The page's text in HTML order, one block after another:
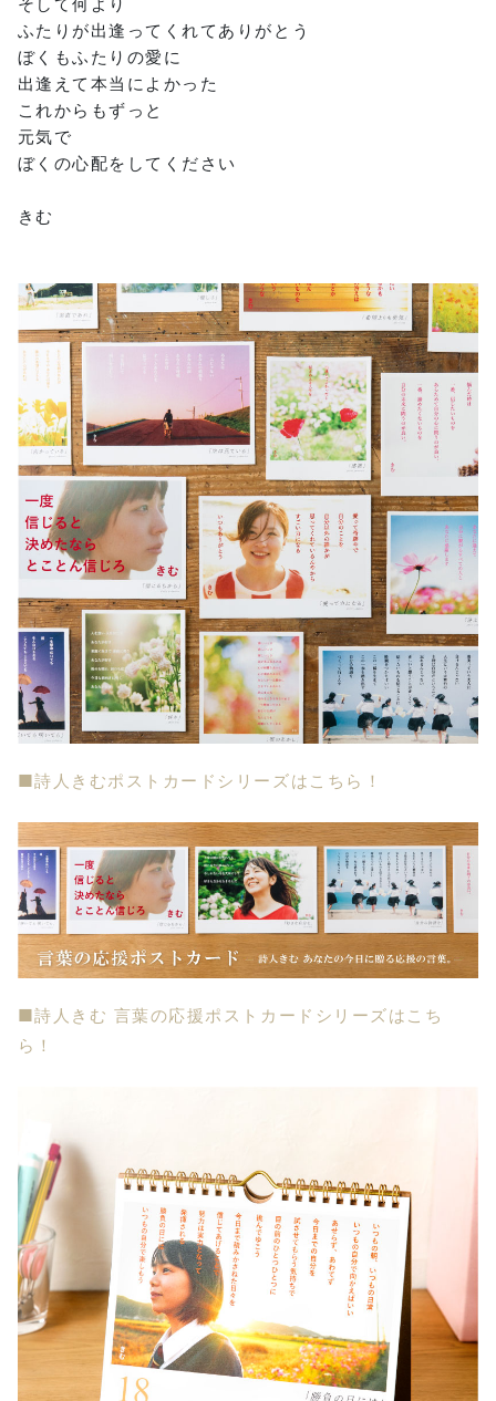
ふたりが出逢ってくれてありがとう
ぼくもふたりの愛に
出逢えて本当によかった
これからもずっと
元気で
ぼくの心配をしてください
きむ
■詩人きむポストカードシリーズはこちら！
■詩人きむ 言葉の応援ポストカードシリーズはこち
ら！